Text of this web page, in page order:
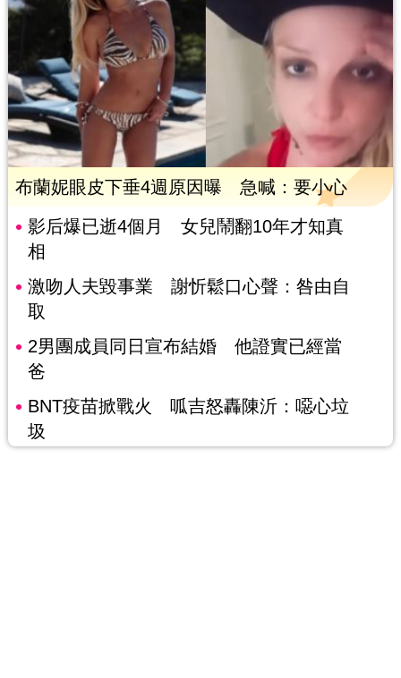
布蘭妮眼皮下垂4週原因曝 急喊：要小心
影后爆已逝4個月 女兒鬧翻10年才知真
相
激吻人夫毀事業 謝忻鬆口心聲：咎由自
取
2男團成員同日宣布結婚 他證實已經當
爸
BNT疫苗掀戰火 呱吉怒轟陳沂：噁心垃
圾